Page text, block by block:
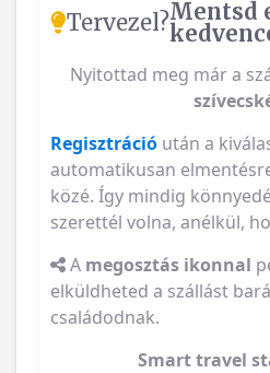
Tervezel?Mentsd
Nyitottad meg már a
Regisztráció után a
automatikusan
közé. Így mindig
szerettél volna, anélkül,
A megosztás ikonnal
elküldheted a szállást
családodnak.
Smart travel